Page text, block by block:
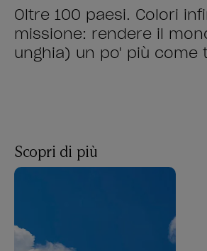
Oltre 100 paesi. Colori
missione: rendere il
unghia) un po' più come
Scopri di più